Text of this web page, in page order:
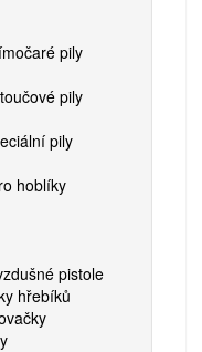
pily
pily
pily
hoblíky
pistole
hřebíků